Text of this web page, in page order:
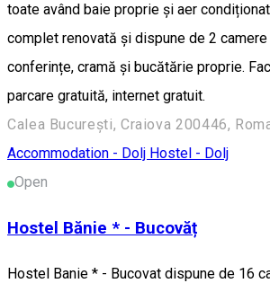
toate având baie proprie și aer
complet renovată și dispune de 2
conferințe, cramă și bucătărie proprie.
parcare gratuită, internet gratuit.
Calea București, Craiova 200446,
Accommodation - Dolj Hostel - Dolj
Open
Hostel Bănie * - Bucovăț
Hostel Banie * - Bucovat dispune de 16